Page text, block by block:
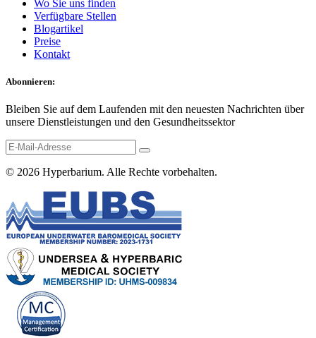
Wo Sie uns finden
Verfügbare Stellen
Blogartikel
Preise
Kontakt
Abonnieren:
Bleiben Sie auf dem Laufenden mit den neuesten Nachrichten über
unsere Dienstleistungen und den Gesundheitssektor
© 2026 Hyperbarium. Alle Rechte vorbehalten.